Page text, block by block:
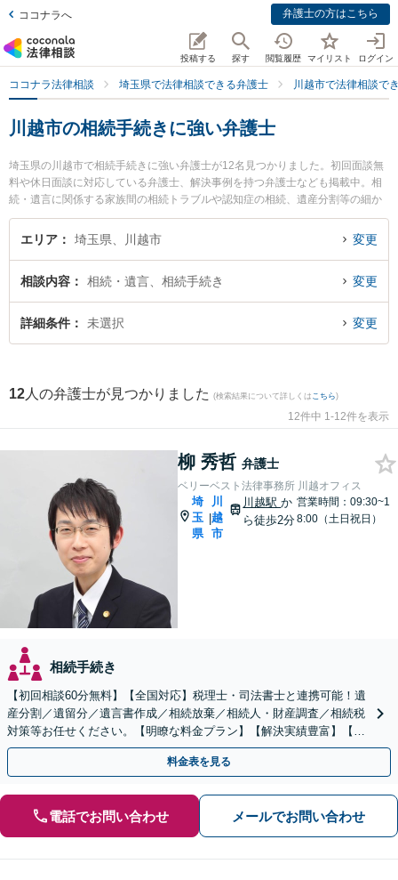
ココナラへ 弁護士の方はこちら
投稿する 探す 閲覧履歴 マイリスト ログイン
ココナラ法律相談 埼玉県で法律相談できる弁護士 川越市で法律相談で
川越市の相続手続きに強い弁護士
埼玉県の川越市で相続手続きに強い弁護士が12名見つかりました。初回面談無
料や休日面談に対応している弁護士、解決事例を持つ弁護士なども掲載中。相
続・遺言に関係する家族間の相続トラブルや認知症の相続、遺産分割等の細か
な分野での絞り込み検索もでき便利です。特にベリーベスト法律事務所 川越オ
フィスの柳 秀哲弁護士や南古谷法律事務所の遠藤 浩紀弁護士、弁護士法人ポー
ブルを今すぐに弁護士に相談したい』『相続手続きのトラブル解決の実績豊富
な近くの弁護士を検索したい』『初回相談無料で相続手続きを法律相談できる
川越市内の弁護士に相談予約したい』などでお困りの相談者さんにおすすめで
エリア 埼玉県、川越市 変更
相談内容 相続・遺言、相続手続き 変更
詳細条件 未選択 変更
12 人の弁護士が見つかりました (検索結果について詳しくは こちら)
12件中 1-12件を表示
柳 秀哲 弁護士
ベリーベスト法律事務所 川越オフィス
埼
玉
県
|
川
越
市
川越駅か
ら徒歩2分
営業時間：09:30~1
8:00（土日祝日）
相続手続き
【初回相談60分無料】【全国対応】税理士・司法書士と連携可能！遺
産分割／遺留分／遺言書作成／相続放棄／相続人・財産調査／相続税
対策等お任せください。【明瞭な料金プラン】【解決実績豊富】【電
話相談可】
料金表を見る
電話でお問い合わせ メールでお問い合わせ